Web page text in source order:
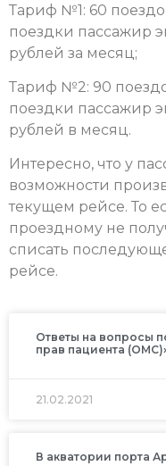
Тариф №1: 60
поездки пассажир
рублей за месяц;
Тариф №2: 90
поездки пассажир
рублей в месяц.
Интересно, что у
возможности
текущем рейсе. То
проездному не
списать
рейсе.
Ответы на вопросы
прав пациента
21.02.2021
В акватории порта